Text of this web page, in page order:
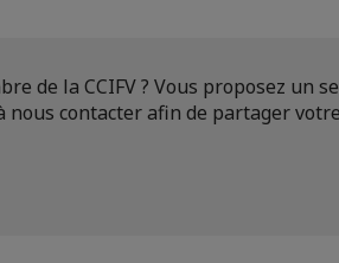
de la CCIFV ? Vous proposez un
nous contacter afin de partager